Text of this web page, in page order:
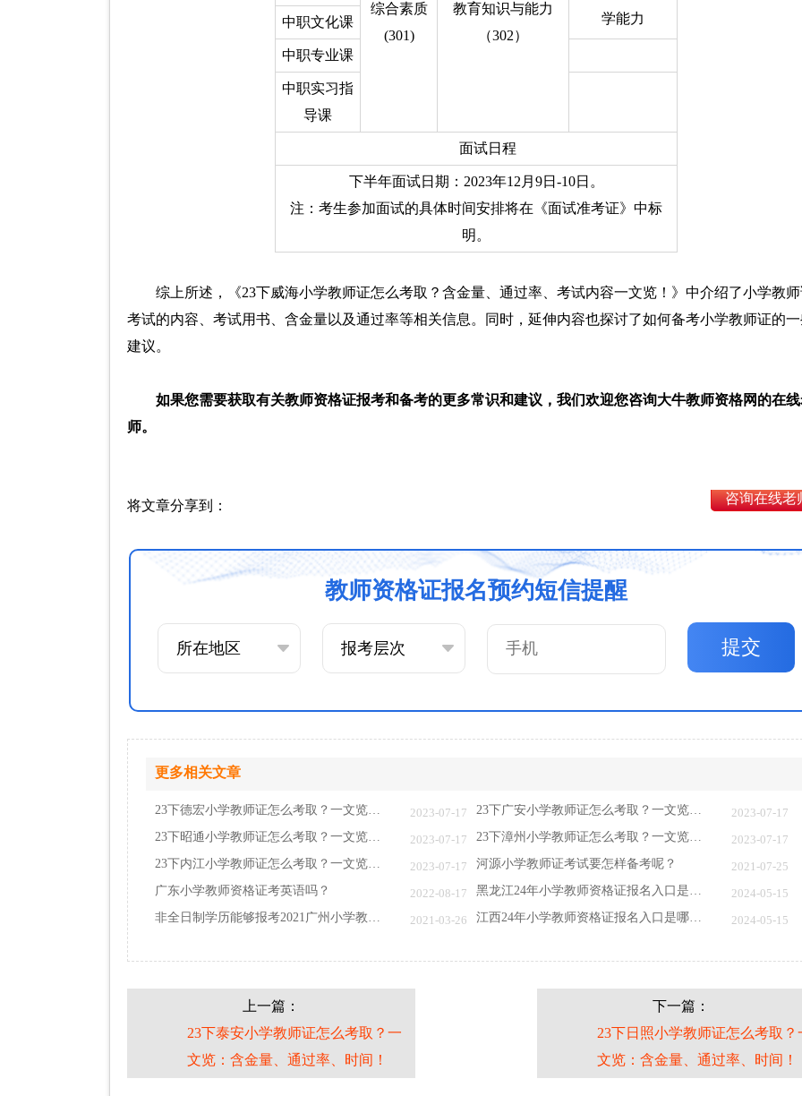
综合素质
(301)
教育知识与能力
（302）
学能力
中职文化课
中职专业课
中职实习指
导课
面试日程
下半年面试日期：2023年12月9日-10日。
注：考生参加面试的具体时间安排将在《面试准考证》中标
明。
综上所述，《23下威海小学教师证怎么考取？含金量、通过率、考试内容一文览！》中介绍了小学教
考试的内容、考试用书、含金量以及通过率等相关信息。同时，延伸内容也探讨了如何备考小学教师证的
建议。
如果您需要获取有关教师资格证报考和备考的更多常识和建议，我们欢迎您咨询大牛教师资格网的在
师。
将文章分享到： 咨询在线老
教师资格证报名预约短信提醒
提交
更多相关文章
2023-07-17
2023-07-17
2023-07-17
2023-07-17
2023-07-17 河源小学教师证考试要怎样备考呢？
2021-07-25
广东小学教师资格证考英语吗？
2022-08-17
2024-05-15
2021-03-26 2024-05-15
上一篇：
23下泰安小学教师证怎么考取？一
文览：含金量、通过率、时间！
下一篇：
23下日照小学教师证怎么考取？
文览：含金量、通过率、时间！